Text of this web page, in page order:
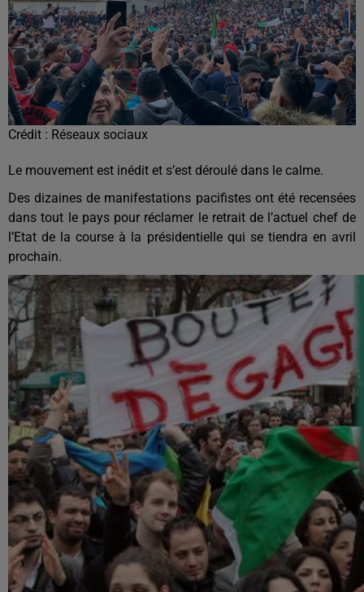
Crédit : Réseaux sociaux
Le mouvement est inédit et s’est déroulé dans le calme.
Des dizaines de manifestations pacifistes ont été recensées
dans tout le pays pour réclamer le retrait de l’actuel chef de
l’Etat de la course à la présidentielle qui se tiendra en avril
prochain.